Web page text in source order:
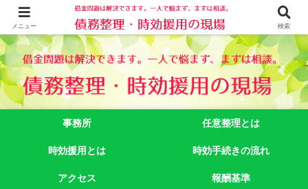
借金問題でお悩みなら司法書士法人御苑総合事務所にご相談下さい。 東京都
新宿区新宿二丁目５番１号アルテビル新宿４階 TEL:03-3356-3750
事務所 任意整理とは
時効援用とは 時効手続きの流れ
アクセス 報酬基準
メニュー 検索